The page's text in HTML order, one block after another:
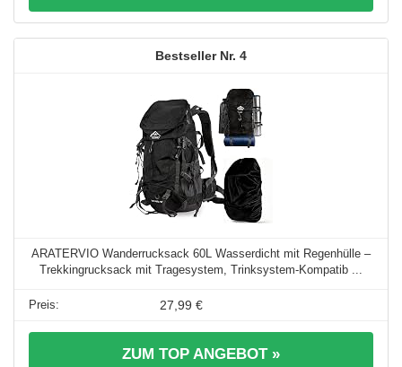
4
ARATERVIO Wanderrucksack 60L Wasserdicht mit Regenhülle –
Trekkingrucksack mit Tragesystem, Trinksystem-Kompatib ...
27,99 €
ZUM TOP ANGEBOT »